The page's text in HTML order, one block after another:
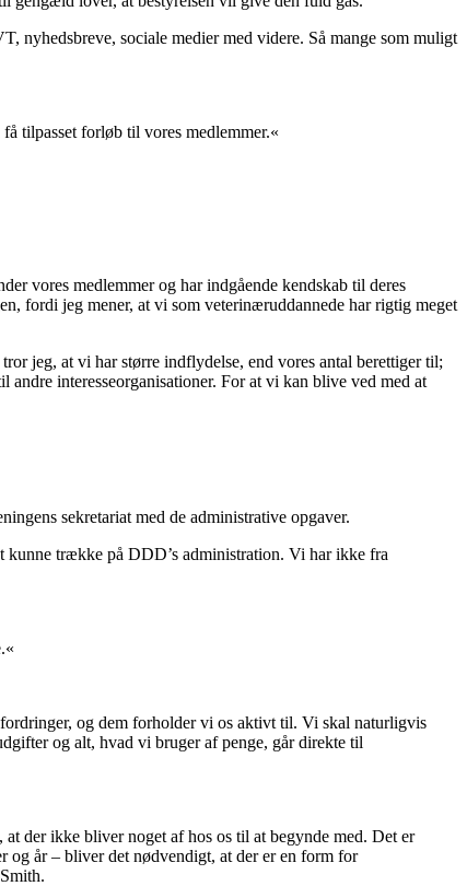
nyhedsbreve, sociale medier med videre. Så mange som muligt
tilpasset forløb til vores medlemmer.«
vores medlemmer og har indgående kendskab til deres
fordi jeg mener, at vi som veterinæruddannede har rigtig meget
jeg, at vi har større indflydelse, end vores antal berettiger til;
interesseorganisationer. For at vi kan blive ved med at
sekretariat med de administrative opgaver.
trække på DDD’s administration. Vi har ikke fra
og dem forholder vi os aktivt til. Vi skal naturligvis
og alt, hvad vi bruger af penge, går direkte til
der ikke bliver noget af hos os til at begynde med. Det er
og år – bliver det nødvendigt, at der er en form for
Smith.